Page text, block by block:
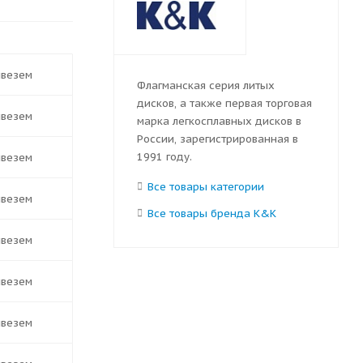
Флагманская серия литых
дисков, а также первая торговая
марка легкосплавных дисков в
России, зарегистрированная в
1991 году.
Все товары категории
Все товары бренда K&K